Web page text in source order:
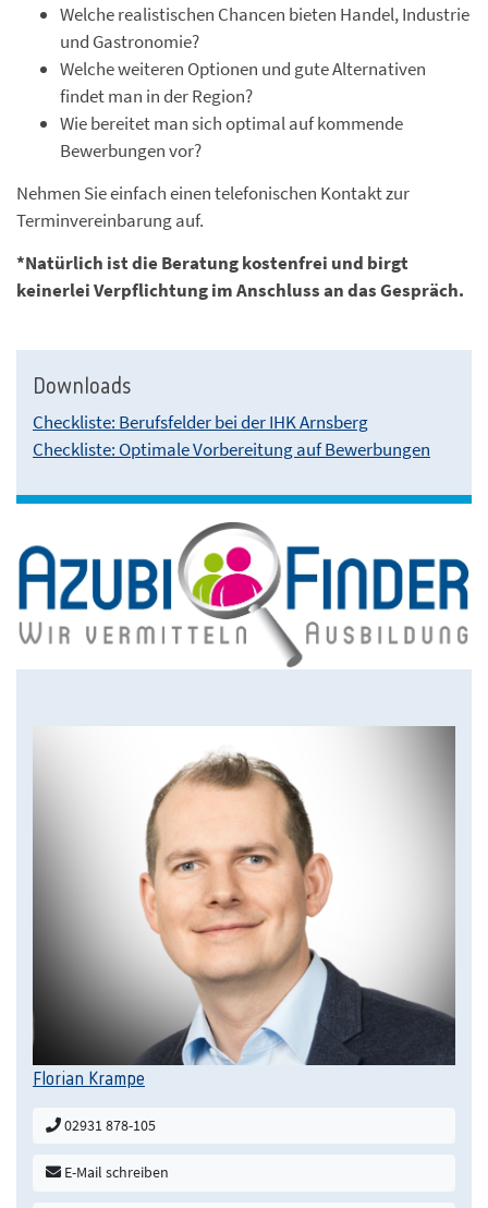
Welche realistischen Chancen bieten Handel, Industrie
und Gastronomie?
Welche weiteren Optionen und gute Alternativen
findet man in der Region?
Wie bereitet man sich optimal auf kommende
Bewerbungen vor?
Nehmen Sie einfach einen telefonischen Kontakt zur
Terminvereinbarung auf.
*Natürlich ist die Beratung kostenfrei und birgt
keinerlei Verpflichtung im Anschluss an das Gespräch.
Downloads
Checkliste: Berufsfelder bei der IHK Arnsberg
Checkliste: Optimale Vorbereitung auf Bewerbungen
Florian Krampe
02931 878-105
E-Mail schreiben